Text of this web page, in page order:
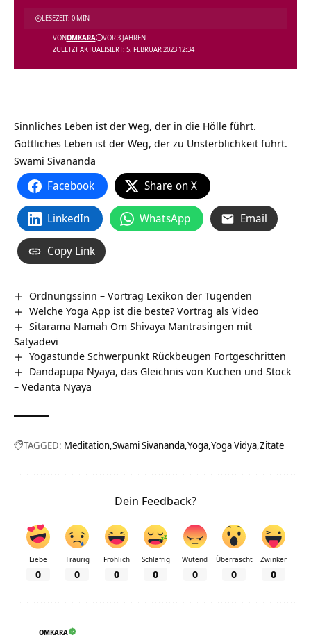
ZULETZT AKTUALISIERT: 5. FEBRUAR 2023 12:34
VONOMKARA VOR 3 JAHREN
LESEZEIT: 0 MIN
Sinnliches Leben ist der Weg, der in die Hölle führt.
Göttliches Leben ist der Weg, der zu Unsterblichkeit führt.
Swami Sivananda
Facebook Share on X
LinkedIn WhatsApp Email
Copy Link
Ordnungssinn – Vortrag Lexikon der Tugenden
Welche Yoga App ist die beste? Vortrag als Video
Sitarama Namah Om Shivaya Mantrasingen mit
Satyadevi
Yogastunde Schwerpunkt Rückbeugen Fortgeschritten
Dandapupa Nyaya, das Gleichnis von Kuchen und Stock
– Vedanta Nyaya
TAGGED: Meditation Swami Sivananda Yoga Yoga Vidya Zitate
Dein Feedback?
Liebe
0
Traurig
0
Fröhlich
0
Schläfrig
0
Wütend
0
Überrascht
0
Zwinker
0
OMKARA